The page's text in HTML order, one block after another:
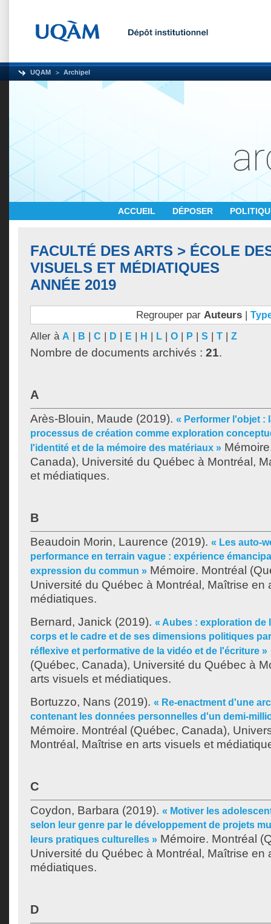
UQAM Archipel
ACCUEIL DÉPOSER
FACULTÉ DES ARTS > ÉCOLE
VISUELS ET MÉDIATIQUES
ANNÉE 2019
Regrouper par Auteurs|
Aller à A | B | C | D | E | H | L | O | P | S | T | Z
Nombre de documents archivés : 21.
A
Arès-Blouin, Maude (2019). « Performer l'objet :
processus de création comme exploration
l'identité et de la mémoire des matériaux »
Canada), Université du Québec à Montréal,
et médiatiques.
B
Beaudoin Morin, Laurence (2019). « Les auto-
performance en terrain vague : expérience
expression du commun » Mémoire. Montréal
Université du Québec à Montréal, Maîtrise en
médiatiques.
Bernard, Janick (2019). « Aubes : exploration de
corps et le cadre et de ses dimensions politiques
réflexive et performative de la vidéo et de l'écriture »
(Québec, Canada), Université du Québec à
arts visuels et médiatiques.
Bortuzzo, Nans (2019). « Re-enactment d'une
contenant les données personnelles d'un demi-
Mémoire. Montréal (Québec, Canada),
Montréal, Maîtrise en arts visuels et
C
Coydon, Barbara (2019). « Motiver les
selon leur genre par le développement de projets
leurs pratiques culturelles » Mémoire. Montréal
Université du Québec à Montréal, Maîtrise en
médiatiques.
D